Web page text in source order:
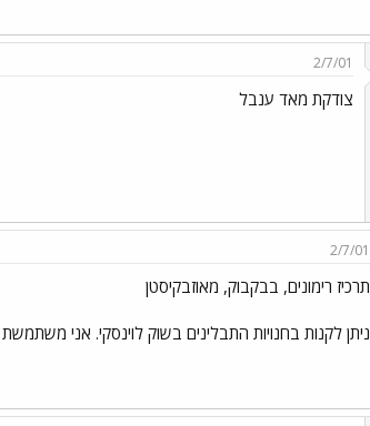
2/7/01
צודקת מאד ענבל
2/7/01
תרכיז רימונים, בבקבוק, מאוזבקיסטן
ניתן לקנות בחנויות התבלינים בשוק לוינסקי. אני